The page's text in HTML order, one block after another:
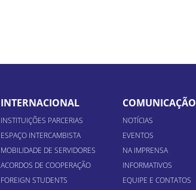
INTERNACIONAL
INSTITUIÇÕES PARCERIAS
ESPAÇO INTERCAMBISTA
MOBILIDADE DE SERVIDORES
ACORDOS DE COOPERAÇÃO
FOREIGN STUDENTS
COMUNICAÇÃO
NOTÍCIAS
EVENTOS
NA IMPRENSA
INFORMATIVOS
EQUIPE E CONTATOS